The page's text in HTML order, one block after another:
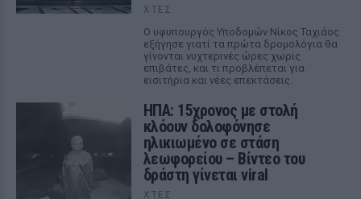
ΧΤΕΣ
Ο υφυπουργός Υποδομών Νίκος Ταχιάος
εξήγησε γιατί τα πρώτα δρομολόγια θα
γίνονται νυχτερινές ώρες χωρίς
επιβάτες, και τι προβλέπεται για
εισιτήρια και νέες επεκτάσεις.
ΗΠΑ: 15χρονος με στολή
κλόουν δολοφόνησε
ηλικιωμένο σε στάση
λεωφορείου – Βίντεο του
δράστη γίνεται viral
ΧΤΕΣ